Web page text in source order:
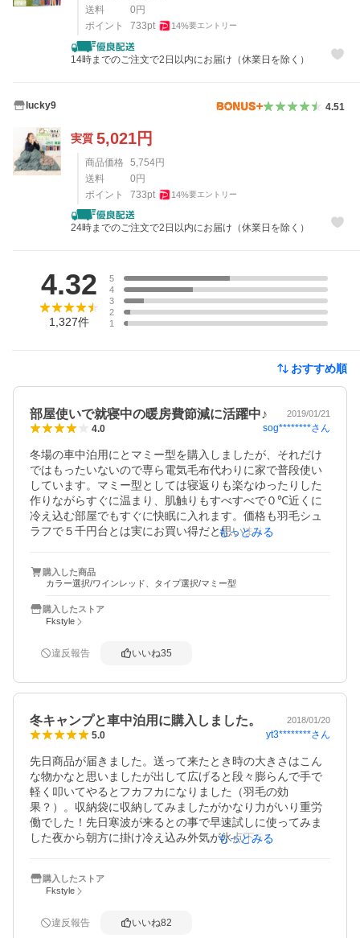
送料
0 円
ポイント
733pt 14%要エントリー
14時までのご注文で2日以内にお届け（休業日を除く）
lucky9 4.51
実質 5,021円
商品価格 5,754円
送料
0円
ポイント
733pt 14%要エントリー
24時までのご注文で2日以内にお届け（休業日を除く）
4.32
1,327件
5
4
3
2
1
おすすめ順
部屋使いで就寝中の暖房費節減に活躍中♪ 2019/01/21
4.0 sog********さん
冬場の車中泊用にとマミー型を購入しましたが、それだけ
ではもったいないので専ら電気毛布代わりに家で普段使い
しています。マミー型としては寝返りも楽なゆったりした
作りながらすぐに温まり、肌触りもすべすべで０℃近くに
冷え込む部屋でもすぐに快眠に入れます。価格も羽毛シュ
ラフで５千円台とは実にお買い得だと思います。ただ唯一
側になるのですが、左横を向いて利き手の右手でファスナ
ーを操作するとほぼ必ず布地を噛んでしまうし、摘み部分
が小さいせいで摘みにくく、なかなかスムーズな開閉がで
きません。齢のせいで夜中に尿意を覚えてすぐトイレに行
ァスナーを天井向きにして使ってもみましたがあまりしっ
包まるようにして寝ています。それでも十分温かですが、
うので、ファスナーは是非センター開きに改善してほしい
です。あと収納は他のレビューにもあるように結構力ずく
もっとみる
購入した商品
カラー選択/ワインレッド、タイプ選択/マミー型
購入したストア
Fkstyle
違反報告 いいね35
冬キャンプと車中泊用に購入しました。 2018/01/20
5.0 yt3********さん
先日商品が届きました。送って来たとき時の大きさはこん
な物かなと思いましたが出して広げると段々膨らんで手で
軽く叩いてやるとフカフカになりました（羽毛の効
果？）。収納袋に収納してみましたがかなり力がいり重労
働でした！先日寒波が来るとの事で早速試しに使ってみま
した夜から朝方に掛け冷え込み外気が氷点下５度まで下が
フリースのパジャマとフリースの上着＋首にタオルを巻き
靴下は履かずでした。さすがに夜中顔面が冷たく目が覚め
きました。思ったより暖かいのにびっくりです。これも羽
もっとみる
購入したストア
Fkstyle
違反報告 いいね82